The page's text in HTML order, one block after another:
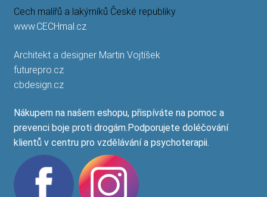
Cech malířů a lakýrníků České republiky
www.CECHmal.cz
Architekt a designer Martin Vojtíšek
futurepro.cz
cbdesign.cz
Nákupem na našem eshopu, přispíváte na pomoc a
prevenci boje proti drogám.Podporujete doléčování
klientů v centru pro vzdělávání a psychoterapii.